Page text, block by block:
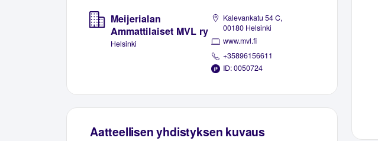
Meijerialan
Ammattilaiset MVL ry
Helsinki
Kalevankatu 54 C,
00180 Helsinki
www.mvl.fi
+35896156611
ID: 0050724
Aatteellisen yhdistyksen kuvaus